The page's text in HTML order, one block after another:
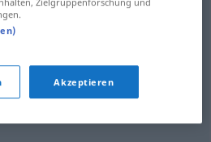
(ugs.)
Akzeptieren